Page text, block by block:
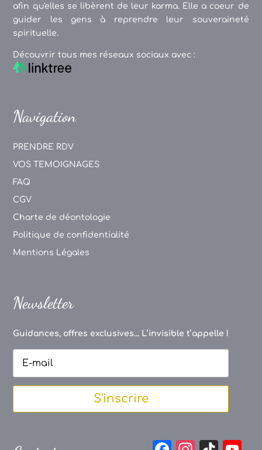
afin qu'elles se libèrent de leur karma. Elle a coeur de
guider les gens à reprendre leur souveraineté
spirituelle.
Découvrir tous mes réseaux sociaux avec :
Navigation
PRENDRE RDV
VOS TEMOIGNAGES
FAQ
CGV
Charte de déontologie
Politique de confidentialité
Mentions Légales
Newsletter
Guidances, offres exclusives... L’invisible t’appelle !
S'inscrire